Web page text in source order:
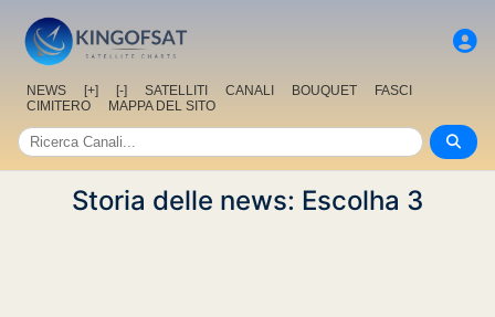
NEWS [+] [-] SATELLITI CANALI BOUQUET
FASCI
CIMITERO
MAPPA DEL SITO
Storia delle news: Escolha 3